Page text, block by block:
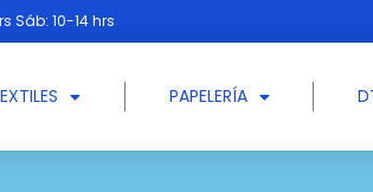
Sáb: 10-14 hrs
PAPELERÍA